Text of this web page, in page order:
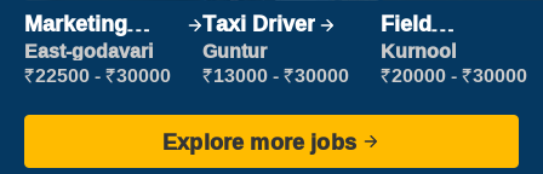
Marketing
Executive
East-godavari
₹22500 - ₹30000
Taxi Driver
Guntur
₹13000 - ₹30000
Field
Marketing
Executive
Kurnool
₹20000 - ₹30000
Explore more jobs